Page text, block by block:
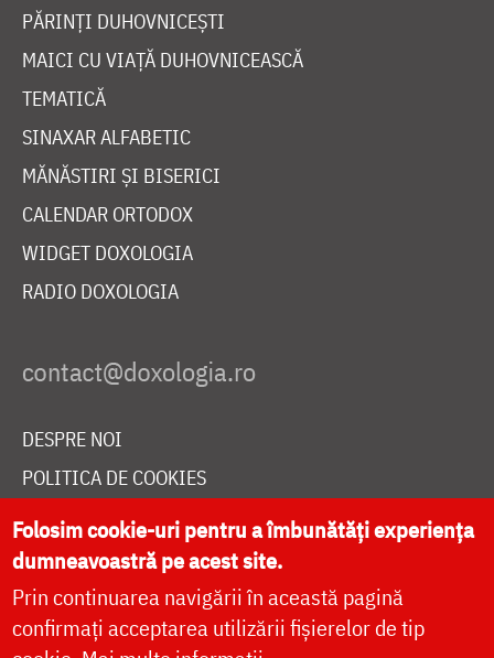
PĂRINȚI DUHOVNICEȘTI
MAICI CU VIAȚĂ DUHOVNICEASCĂ
TEMATICĂ
SINAXAR ALFABETIC
MĂNĂSTIRI ȘI BISERICI
CALENDAR ORTODOX
WIDGET DOXOLOGIA
RADIO DOXOLOGIA
DESPRE NOI
POLITICA DE COOKIES
DONEAZĂ ONLINE PENTRU CATEDRALA NAȚIONALĂ
LIVE
Folosim cookie-uri pentru a îmbunătăți experiența
dumneavoastră pe acest site.
Prin continuarea navigării în această pagină
confirmați acceptarea utilizării fișierelor de tip